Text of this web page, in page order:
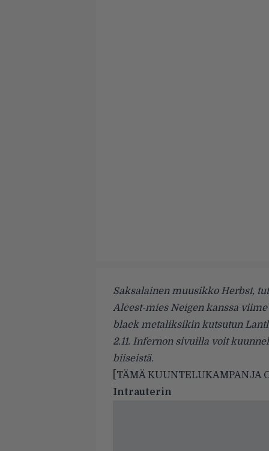
Saksalainen muusikko Herbst,
Alcest-mies Neigen kanssa
black metaliksikin kutsutun
2.11. Infernon sivuilla voit
biiseistä.
[TÄMÄ KUUNTELUKAMPANJA
Intrauterin